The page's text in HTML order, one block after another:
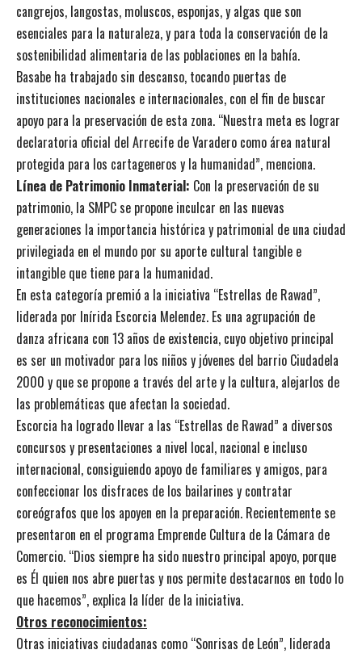
cangrejos, langostas, moluscos, esponjas, y algas que son
esenciales para la naturaleza, y para toda la conservación de la
sostenibilidad alimentaria de las poblaciones en la bahía.
Basabe ha trabajado sin descanso, tocando puertas de
instituciones nacionales e internacionales, con el fin de buscar
apoyo para la preservación de esta zona. “Nuestra meta es lograr
declaratoria oficial del Arrecife de Varadero como área natural
protegida para los cartageneros y la humanidad”, menciona.
Línea de Patrimonio Inmaterial: Con la preservación de su
patrimonio, la SMPC se propone inculcar en las nuevas
generaciones la importancia histórica y patrimonial de una ciudad
privilegiada en el mundo por su aporte cultural tangible e
intangible que tiene para la humanidad.
En esta categoría premió a la iniciativa “Estrellas de Rawad”,
liderada por Inírida Escorcia Melendez. Es una agrupación de
danza africana con 13 años de existencia, cuyo objetivo principal
es ser un motivador para los niños y jóvenes del barrio Ciudadela
2000 y que se propone a través del arte y la cultura, alejarlos de
las problemáticas que afectan la sociedad.
Escorcia ha logrado llevar a las “Estrellas de Rawad” a diversos
concursos y presentaciones a nivel local, nacional e incluso
internacional, consiguiendo apoyo de familiares y amigos, para
confeccionar los disfraces de los bailarines y contratar
coreógrafos que los apoyen en la preparación. Recientemente se
presentaron en el programa Emprende Cultura de la Cámara de
Comercio. “Dios siempre ha sido nuestro principal apoyo, porque
es Él quien nos abre puertas y nos permite destacarnos en todo lo
que hacemos”, explica la líder de la iniciativa.
Otros reconocimientos:
Otras iniciativas ciudadanas como “Sonrisas de León”, liderada